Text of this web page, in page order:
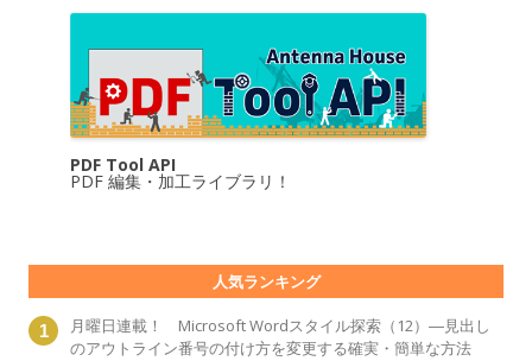
PDF Tool API
PDF 編集・加工ライブラリ！
人気ランキング
月曜日連載！ Microsoft Wordスタイル探索（12）―見出し
のアウトライン番号の付け方を変更する確実・簡単な方法